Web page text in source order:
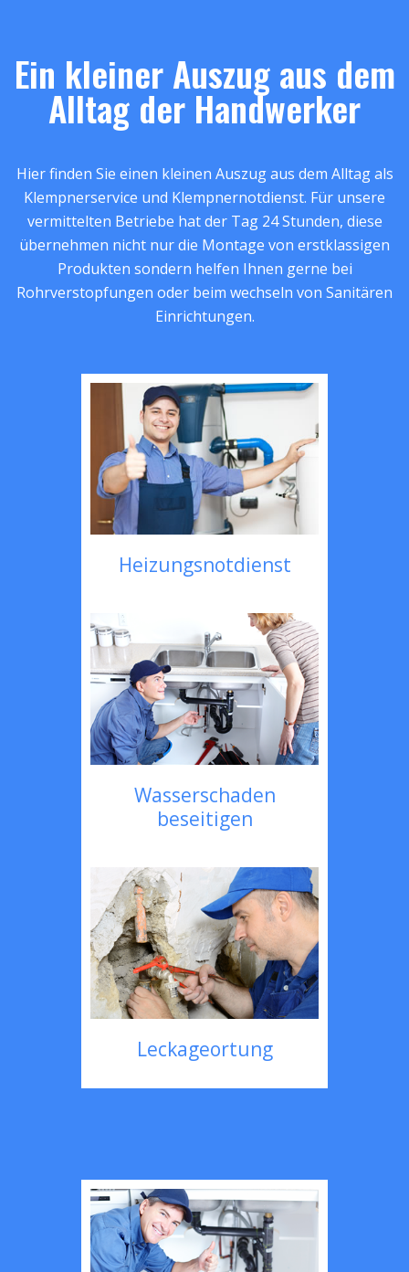
Ein kleiner Auszug aus dem
Alltag der Handwerker
Hier finden Sie einen kleinen Auszug aus dem Alltag als
Klempnerservice und Klempnernotdienst. Für unsere
vermittelten Betriebe hat der Tag 24 Stunden, diese
übernehmen nicht nur die Montage von erstklassigen
Produkten sondern helfen Ihnen gerne bei
Rohrverstopfungen oder beim wechseln von Sanitären
Einrichtungen.
Heizungsnotdienst
Wasserschaden
beseitigen
Leckageortung